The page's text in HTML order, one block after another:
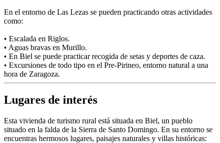
En el entorno de Las Lezas se pueden practicando otras actividades
como:
• Escalada en Riglos.
• Aguas bravas en Murillo.
• En Biel se puede practicar recogida de setas y deportes de caza.
• Excursiones de todo tipo en el Pre-Pirineo, entorno natural a una
hora de Zaragoza.
Lugares de interés
Esta vivienda de turismo rural está situada en Biel, un pueblo
situado en la falda de la Sierra de Santo Domingo. En su entorno se
encuentras hermosos lugares, paisajes naturales y villas históricas: